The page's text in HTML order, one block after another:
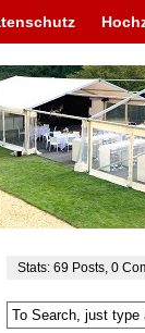
Stats: 69 Posts 0